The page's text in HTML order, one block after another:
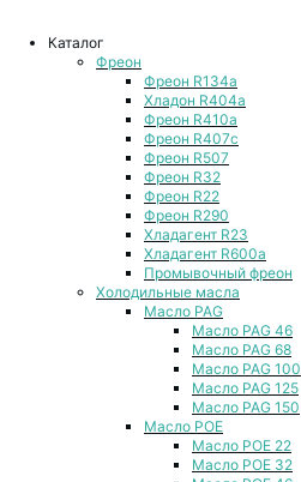
Каталог
Фреон
Фреон R134a
Хладон R404a
Фреон R410a
Фреон R407с
Фреон R507
Фреон R32
Фреон R22
Фреон R290
Хладагент R23
Хладагент R600a
Промывочный фреон
Холодильные масла
Масло PAG
Масло PAG 46
Масло PAG 68
Масло PAG 100
Масло PAG 125
Масло PAG 150
Масло POE
Масло POE 22
Масло POE 32